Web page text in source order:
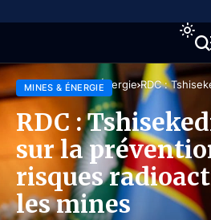
Accueil Mines & Énergie RDC :
des risques
MINES & ÉNERGIE
RDC :
sur la
risques
les mines